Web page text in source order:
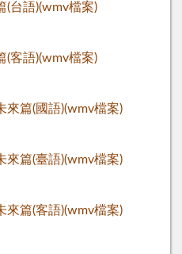
台語)(wmv檔案)
客語)(wmv檔案)
篇(國語)(wmv檔案)
篇(臺語)(wmv檔案)
篇(客語)(wmv檔案)